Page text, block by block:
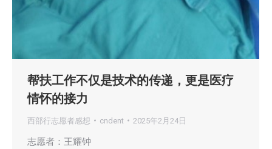
帮扶工作不仅是技术的传递，更是医疗
情怀的接力
西部行志愿者感想 cndent 2025年2月24日
志愿者：王耀钟